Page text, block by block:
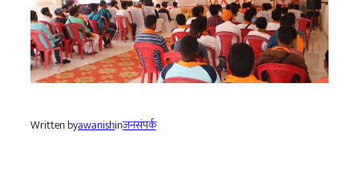
Written byawanishinजनसंपर्क